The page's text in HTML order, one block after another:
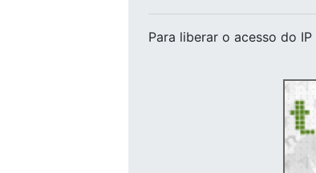
Para liberar o acesso do IP